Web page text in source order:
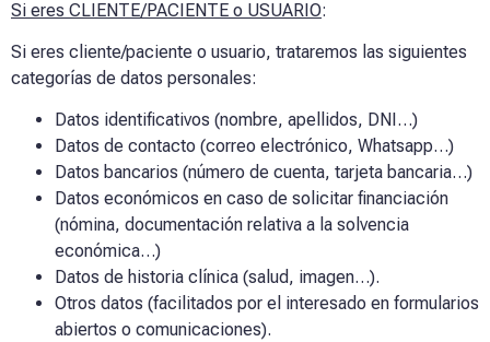
Si eres CLIENTE/PACIENTE o USUARIO:
Si eres cliente/paciente o usuario, trataremos las siguientes
categorías de datos personales:
Datos identificativos (nombre, apellidos, DNI…)
Datos de contacto (correo electrónico, Whatsapp…)
Datos bancarios (número de cuenta, tarjeta bancaria…)
Datos económicos en caso de solicitar financiación
(nómina, documentación relativa a la solvencia
económica…)
Datos de historia clínica (salud, imagen…).
Otros datos (facilitados por el interesado en formularios
abiertos o comunicaciones).